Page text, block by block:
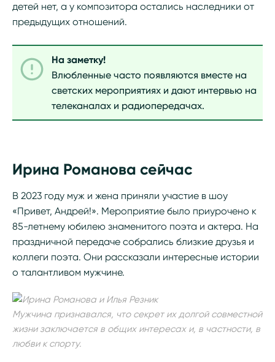
детей нет, а у композитора остались наследники от
предыдущих отношений.
На заметку!
Влюбленные часто появляются вместе на
светских мероприятиях и дают интервью на
телеканалах и радиопередачах.
Ирина Романова сейчас
В 2023 году муж и жена приняли участие в шоу
«Привет, Андрей!». Мероприятие было приурочено к
85-летнему юбилею знаменитого поэта и актера. На
праздничной передаче собрались близкие друзья и
коллеги поэта. Они рассказали интересные истории
о талантливом мужчине.
Мужчина признавался, что секрет их долгой совместной
жизни заключается в общих интересах и, в частности, в
любви к спорту.